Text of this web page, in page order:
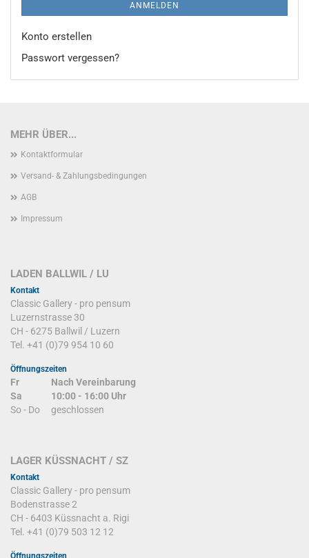
ANMELDEN
Konto erstellen
Passwort vergessen?
MEHR ÜBER...
Kontaktformular
Versand- & Zahlungsbedingungen
AGB
Impressum
LADEN BALLWIL / LU
Kontakt
Classic Gallery - pro pensum
Luzernstrasse 30
CH - 6275 Ballwil / Luzern
Tel. +41 (0)79 954 10 60
Öffnungszeiten
Fr
Nach Vereinbarung
Sa
10:00 - 16:00 Uhr
So - Do
geschlossen
LAGER KÜSSNACHT / SZ
Kontakt
Classic Gallery - pro pensum
Bodenstrasse 2
CH - 6403 Küssnacht a. Rigi
Tel. +41 (0)79 503 12 12
Öffnungszeiten